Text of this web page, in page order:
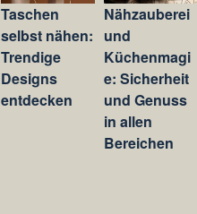
Taschen
selbst nähen:
Trendige
Designs
entdecken
Nähzauberei
und
Küchenmagi
e: Sicherheit
und Genuss
in allen
Bereichen